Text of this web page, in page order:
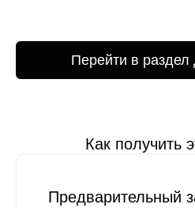
Перейти в раздел
Как получить
Предварительный